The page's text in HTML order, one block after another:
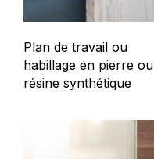
Plan de travail ou
habillage en pierre ou
résine synthétique